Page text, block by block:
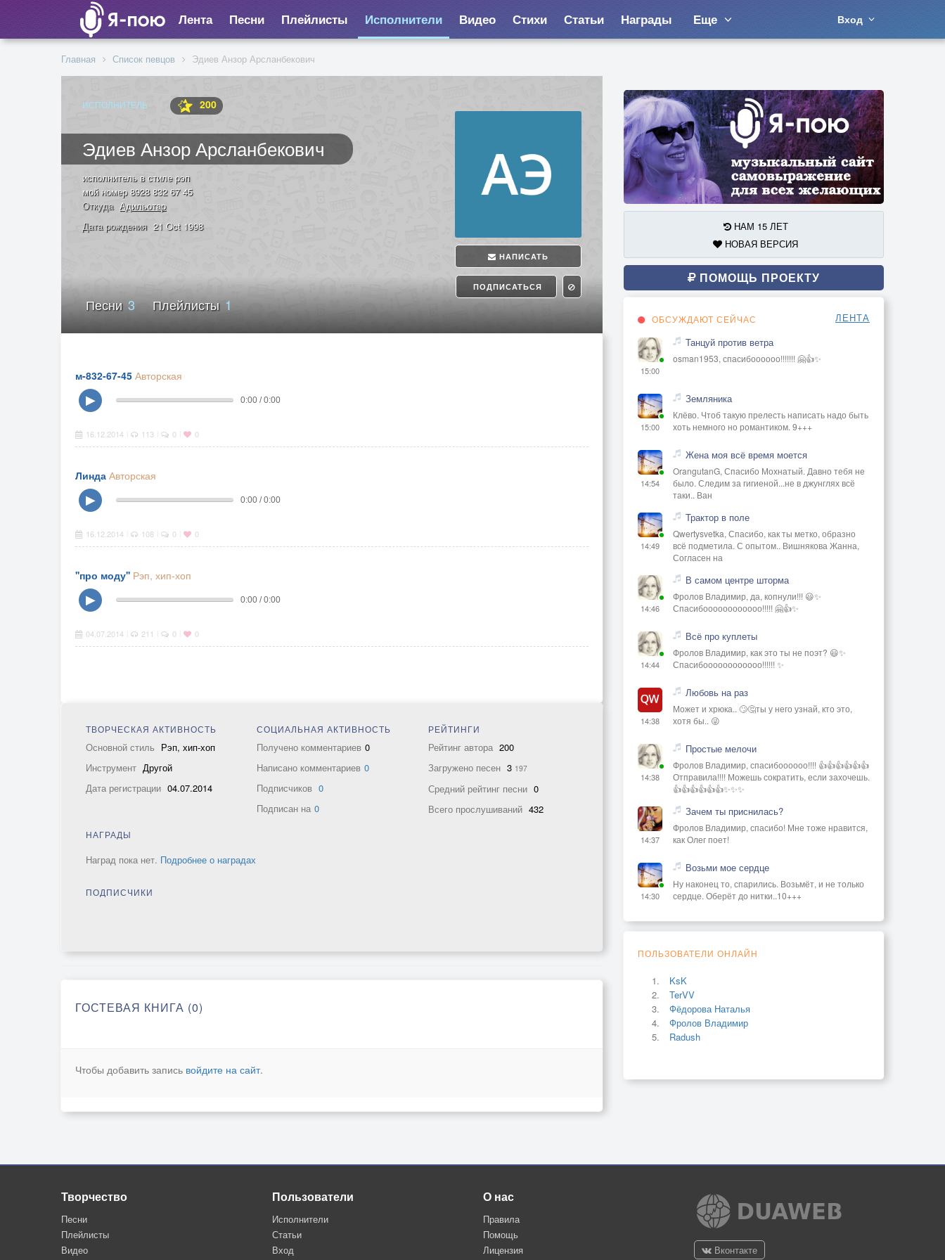
Лента Песни Плейлисты Исполнители Видео Стихи Статьи Награды Еще Вход
Главная Список певцов Эдиев Анзор Арсланбекович
ИСПОЛНИТЕЛЬ 200
Эдиев Анзор Арсланбекович
НАПИСАТЬ
ПОДПИСАТЬСЯ
исполнитель в стиле рэп
мой номер 8928 832 67 45
Откуда Адильотар
Дата рождения 21 Oct 1998
Песни3 Плейлисты1
м-832-67-45 Авторская
▶
0:00 / 0:00
16.12.2014 113 0 0
Линда Авторская
▶
0:00 / 0:00
16.12.2014 108 0 0
''про моду'' Рэп, хип-хоп
▶
0:00 / 0:00
04.07.2014 211 0 0
ТВОРЧЕСКАЯ АКТИВНОСТЬ
Основной стиль Рэп, хип-хоп
Инструмент Другой
Дата регистрации 04.07.2014
СОЦИАЛЬНАЯ АКТИВНОСТЬ
Получено комментариев 0
Написано комментариев 0
Подписчиков 0
Подписан на 0
РЕЙТИНГИ
Рейтинг автора 200
Загружено песен 3 197
Средний рейтинг песни 0
Всего прослушиваний 432
НАГРАДЫ
Наград пока нет. Подробнее о наградах
ПОДПИСЧИКИ
ГОСТЕВАЯ КНИГА (0)
Чтобы добавить запись войдите на сайт.
НАМ 15 ЛЕТ
НОВАЯ ВЕРСИЯ
ПОМОЩЬ ПРОЕКТУ
ОБСУЖДАЮТ СЕЙЧАС ЛЕНТА
15:00
Танцуй против ветра
osman1953, спасибоооооо!!!!!!! 🤗👍✨
15:00
Земляника
Клёво. Чтоб такую прелесть написать надо быть
хоть немного но романтиком. 9+++
14:54
Жена моя всё время моется
OrangutanG, Спасибо Мохнатый. Давно тебя не
было. Следим за гигиеной...не в джунглях всё
таки.. Ван
14:49
Трактор в поле
Qwertysvetka, Спасибо, как ты метко, образно
всё подметила. С опытом.. Вишнякова Жанна,
Согласен на
14:46
В самом центре шторма
Фролов Владимир, да, копнули!!! 😃✨
Спасибоооооооооооо!!!!! 🤗👍✨
14:44
Всё про куплеты
Фролов Владимир, как это ты не поэт? 😃✨
Спасибоооооооооооо!!!!!! ✨
14:38
Любовь на раз
Может и хрюка.. 🙄🤔ты у него узнай, кто это,
хотя бы.. 😜
14:38
Простые мелочи
Фролов Владимир, спасибоооооо!!!! 👍👍👍👍👍👍
Отправила!!!! Можешь сократить, если захочешь.
👍👍👍👍👍👍✨✨✨
14:37
Зачем ты приснилась?
Фролов Владимир, спасибо! Мне тоже нравится,
как Олег поет!
14:30
Возьми мое сердце
Ну наконец то, спарились. Возьмёт, и не только
сердце. Оберёт до нитки..10+++
ПОЛЬЗОВАТЕЛИ ОНЛАЙН
KsK
TerVV
Фёдорова Наталья
Фролов Владимир
Radush
Творчество
Песни
Плейлисты
Видео
Пользователи
Исполнители
Статьи
Вход
О нас
Правила
Помощь
Лицензия
Вконтакте